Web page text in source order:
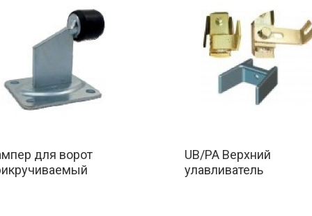
для ворот
UB/PA Верхний
улавливатель